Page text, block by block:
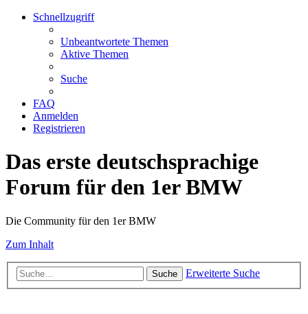
Schnellzugriff
Unbeantwortete Themen
Aktive Themen
Suche
FAQ
Anmelden
Registrieren
Das erste deutschsprachige
Forum für den 1er BMW
Die Community für den 1er BMW
Zum Inhalt
Suche Erweiterte Suche